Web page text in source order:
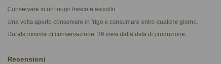
Conservare in un luogo fresco e asciutto.
Una volta aperto conservare in frigo e consumare entro qualche giorno.
Durata minima di conservazione: 36 mesi dalla data di produzione.
Recensioni